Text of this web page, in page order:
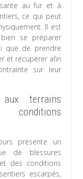
au fur et à
ce qui peut
Il est
se préparer
que de prendre
et récupérer afin
sur leur
terrains
présente un
de blessures
des conditions
escarpés,